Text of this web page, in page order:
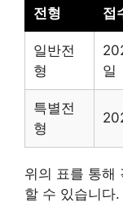
전형 접
일반전
형
일
특별전
형
위의 표를 통해
할 수 있습니다.